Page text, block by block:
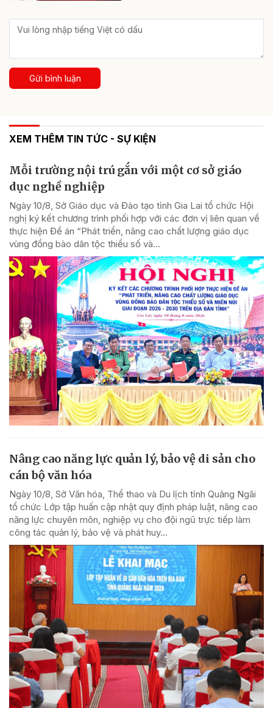
Gửi bình luận
XEM THÊM TIN TỨC - SỰ KIỆN
Mỗi trường nội trú gắn với một cơ sở giáo
dục nghề nghiệp
Ngày 10/8, Sở Giáo dục và Đào tạo tỉnh Gia Lai tổ chức Hội
nghị ký kết chương trình phối hợp với các đơn vị liên quan về
thực hiện Đề án “Phát triển, nâng cao chất lượng giáo dục
vùng đồng bào dân tộc thiểu số và...
Nâng cao năng lực quản lý, bảo vệ di sản cho
cán bộ văn hóa
Ngày 10/8, Sở Văn hóa, Thể thao và Du lịch tỉnh Quảng Ngãi
tổ chức Lớp tập huấn cập nhật quy định pháp luật, nâng cao
năng lực chuyên môn, nghiệp vụ cho đội ngũ trực tiếp làm
công tác quản lý, bảo vệ và phát huy...